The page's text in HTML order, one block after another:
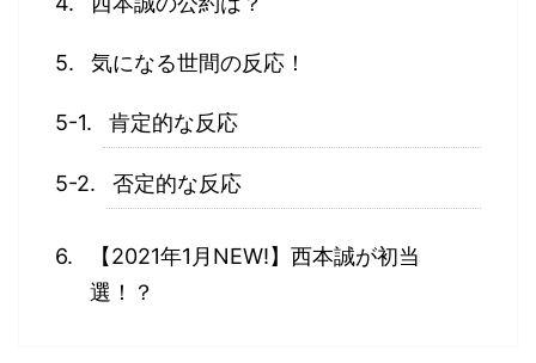
気になる世間の反応！
肯定的な反応
否定的な反応
【2021年1月NEW!】西本誠が初当
選！？